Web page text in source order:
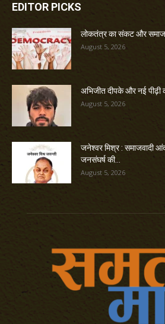
EDITOR PICKS
लोकतंत्र का संकट और समाज
August 5, 2026
अभिजीत दीपके और नई पीढ़ी
August 5, 2026
जनेश्वर मिश्र : समाजवादी
जनसंघर्ष की...
August 5, 2026